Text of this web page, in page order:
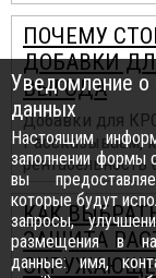
ПОЧЕМУ
ДОБАВКИ
ВЫГОДА
Добавки для
Рассказываем,
КАК
ЗАЩИТА
Уведомление о
данных
Настоящим
заполнении формы
вы
которые будут
запросы,
размещения в
данные: имя,